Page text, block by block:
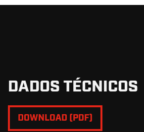
dianteiro adicional é opcional.
DADOS TÉCNICOS
DOWNLOAD (PDF)